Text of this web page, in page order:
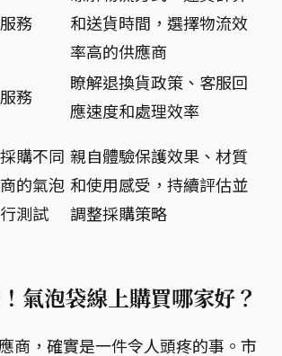
務
和送貨時間，選擇物流效
率高的供應商
務
瞭解退換貨政策、客服回
應速度和處理效率
購不同
的氣泡
測試
親自體驗保護效果、材質
和使用感受，持續評估並
調整採購策略
氣泡袋線上購買哪家好？
商，確實是一件令人頭疼的事。市